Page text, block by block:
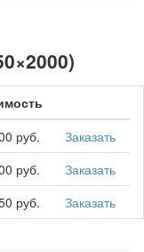
руб.
Заказать
руб.
Заказать
руб. Заказать